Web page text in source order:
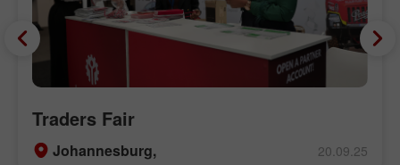
Traders Fair
Johannesburg, 20.09.25